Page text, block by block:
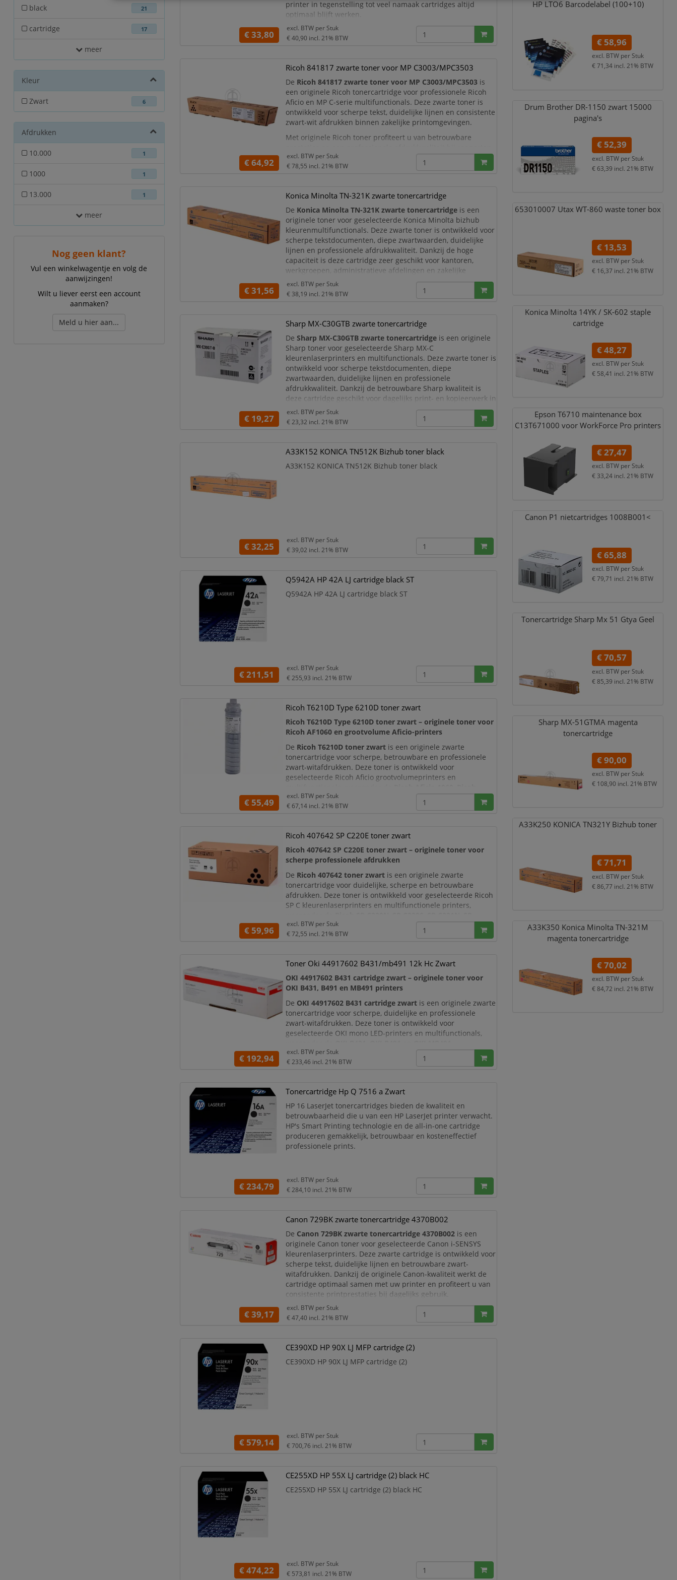
black 21
cartridge 17
meer
Kleur
Zwart 6
Afdrukken
10.000 1
1000 1
13.000 1
meer
Nog geen klant?
Vul een winkelwagentje en volg de
aanwijzingen!
Wilt u liever eerst een account
aanmaken?
Meld u hier aan...
printer in tegenstelling tot veel namaak cartridges altijd
optimaal blijft werken.
Brother houdt rekening met de milieu-impact van cartridges
in elke levens
€ 33,80
excl. BTW per Stuk
€ 40,90 incl. 21% BTW
Ricoh 841817 zwarte toner voor MP C3003/MPC3503
De Ricoh 841817 zwarte toner voor MP C3003/MPC3503 is
een originele Ricoh tonercartridge voor professionele Ricoh
Aficio en MP C-serie multifunctionals. Deze zwarte toner is
ontwikkeld voor scherpe tekst, duidelijke lijnen en consistente
zwart-wit afdrukken binnen zakelijke printomgevingen.
Met originele Ricoh toner profiteert u van betrouwbare
offertes, facturen, formulieren, pres
€ 64,92
excl. BTW per Stuk
€ 78,55 incl. 21% BTW
Konica Minolta TN-321K zwarte tonercartridge
De Konica Minolta TN-321K zwarte tonercartridge is een
originele toner voor geselecteerde Konica Minolta bizhub
kleurenmultifunctionals. Deze zwarte toner is ontwikkeld voor
scherpe tekstdocumenten, diepe zwartwaarden, duidelijke
lijnen en professionele afdrukkwaliteit. Dankzij de hoge
capaciteit is deze cartridge zeer geschikt voor kantoren,
werkgroepen, administratieve afdelingen en zakelijke
omgevingen waar dagelijks grote volumes documenten w
€ 31,56
excl. BTW per Stuk
€ 38,19 incl. 21% BTW
Sharp MX-C30GTB zwarte tonercartridge
DeSharp MX-C30GTB zwarte tonercartridge is een originele
Sharp toner voor geselecteerde Sharp MX-C
kleurenlaserprinters en multifunctionals. Deze zwarte toner is
ontwikkeld voor scherpe tekstdocumenten, diepe
zwartwaarden, duidelijke lijnen en professionele
afdrukkwaliteit. Dankzij de betrouwbare Sharp kwaliteit is
deze cartridge geschikt voor dagelijks print- en kopieerwerk in
kantoren, werkgroepen, administratieve afdelingen en
thuiswerkplekke
€ 19,27
excl. BTW per Stuk
€ 23,32 incl. 21% BTW
A33K152 KONICA TN512K Bizhub toner black
A33K152 KONICA TN512K Bizhub toner black
€ 32,25
excl. BTW per Stuk
€ 39,02 incl. 21% BTW
Q5942A HP 42A LJ cartridge black ST
Q5942A HP 42A LJ cartridge black ST
€ 211,51
excl. BTW per Stuk
€ 255,93 incl. 21% BTW
Ricoh T6210D Type 6210D toner zwart
Ricoh T6210D Type 6210D toner zwart – originele toner voor
Ricoh AF1060 en grootvolume Aficio-printers
De Ricoh T6210D toner zwart is een originele zwarte
tonercartridge voor scherpe, betrouwbare en professionele
zwart-witafdrukken. Deze toner is ontwikkeld voor
geselecteerde Ricoh Aficio grootvolumeprinters en
Aficio 1075,Ricoh Aficio 2060 Ricoh Aficio 2075. Dankzij
de originele Rico
€ 55,49
excl. BTW per Stuk
€ 67,14 incl. 21% BTW
Ricoh 407642 SP C220E toner zwart
Ricoh 407642 SP C220E toner zwart – originele toner voor
scherpe professionele afdrukken
De Ricoh 407642 toner zwart is een originele zwarte
tonercartridge voor duidelijke, scherpe en betrouwbare
afdrukken. Deze toner is ontwikkeld voor geselecteerde Ricoh
SP C kleurenlaserprinters en multifunctionele printers,
C221SF, SP C222DN SP C240SF. Dankzij de
originele Ricoh kwaliteit le
€ 59,96
excl. BTW per Stuk
€ 72,55 incl. 21% BTW
Toner Oki 44917602 B431/mb491 12k Hc Zwart
OKI 44917602 B431 cartridge zwart – originele toner voor
OKI B431, B491 en MB491 printers
De OKI 44917602 B431 cartridge zwart is een originele zwarte
tonercartridge voor scherpe, duidelijke en professionele
zwart-witafdrukken. Deze toner is ontwikkeld voor
geselecteerde OKI mono LED-printers en multifunctionals,
printerseries. Dankzij de originele OKI kwaliteit bent u
verzekerd van een goede pasvor
€ 192,94
excl. BTW per Stuk
€ 233,46 incl. 21% BTW
Tonercartridge Hp Q 7516 a Zwart
HP 16 LaserJet tonercartridges bieden de kwaliteit en
betrouwbaarheid die u van een HP LaserJet printer verwacht.
HP's Smart Printing technologie en de all-in-one cartridge
produceren gemakkelijk, betrouwbaar en kosteneffectief
professionele prints.
€ 234,79
excl. BTW per Stuk
€ 284,10 incl. 21% BTW
Canon 729BK zwarte tonercartridge 4370B002
De Canon 729BK zwarte tonercartridge 4370B002 is een
originele Canon toner voor geselecteerde Canon i-SENSYS
kleurenlaserprinters. Deze zwarte cartridge is ontwikkeld voor
scherpe tekst, duidelijke lijnen en betrouwbare zwart-
witafdrukken. Dankzij de originele Canon-kwaliteit werkt de
cartridge optimaal samen met uw printer en profiteert u van
consistente printprestaties bij dagelijks gebruik.
Met een capaciteit van circa
1.200 pagina’sis de
€ 39,17
excl. BTW per Stuk
€ 47,40 incl. 21% BTW
CE390XD HP 90X LJ MFP cartridge (2)
CE390XD HP 90X LJ MFP cartridge (2)
€ 579,14
excl. BTW per Stuk
€ 700,76 incl. 21% BTW
CE255XD HP 55X LJ cartridge (2) black HC
CE255XD HP 55X LJ cartridge (2) black HC
€ 474,22
excl. BTW per Stuk
€ 573,81 incl. 21% BTW
HP LTO6 Barcodelabel (100+10)
€ 58,96
excl. BTW per Stuk
€ 71,34 incl. 21% BTW
Drum Brother DR-1150 zwart 15000
pagina's
€ 52,39
excl. BTW per Stuk
€ 63,39 incl. 21% BTW
653010007 Utax WT-860 waste toner box
€ 13,53
excl. BTW per Stuk
€ 16,37 incl. 21% BTW
Konica Minolta 14YK / SK-602 staple
cartridge
€ 48,27
excl. BTW per Stuk
€ 58,41 incl. 21% BTW
Epson T6710 maintenance box
C13T671000 voor WorkForce Pro printers
€ 27,47
excl. BTW per Stuk
€ 33,24 incl. 21% BTW
Canon P1 nietcartridges 1008B001<
€ 65,88
excl. BTW per Stuk
€ 79,71 incl. 21% BTW
Tonercartridge Sharp Mx 51 Gtya Geel
€ 70,57
excl. BTW per Stuk
€ 85,39 incl. 21% BTW
Sharp MX-51GTMA magenta
tonercartridge
€ 90,00
excl. BTW per Stuk
€ 108,90 incl. 21% BTW
A33K250 KONICA TN321Y Bizhub toner
€ 71,71
excl. BTW per Stuk
€ 86,77 incl. 21% BTW
A33K350 Konica Minolta TN-321M
magenta tonercartridge
€ 70,02
excl. BTW per Stuk
€ 84,72 incl. 21% BTW